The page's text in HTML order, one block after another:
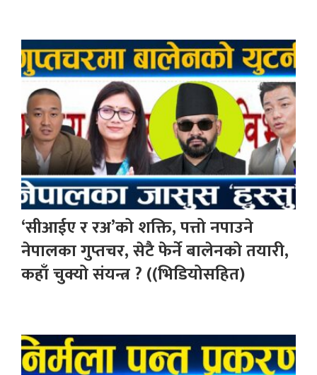
‘सीआईए र रअ’को शक्ति, पत्तो नपाउने
नेपालका गुप्तचर, सेटै फेर्ने बालेनको तयारी,
कहाँ चुक्यो संयन्त्र ? ((भिडियोसहित)